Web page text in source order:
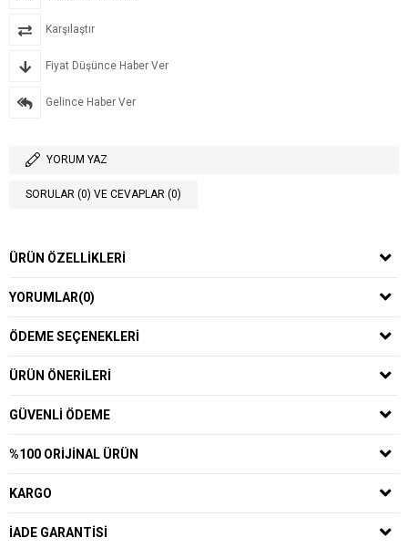
Karşılaştır
Fiyat Düşünce Haber Ver
Gelince Haber Ver
YORUM YAZ
SORULAR (0) VE CEVAPLAR (0)
ÜRÜN ÖZELLIKLERI
YORUMLAR(0)
ÖDEME SEÇENEKLERI
ÜRÜN ÖNERILERI
GÜVENLI ÖDEME
%100 ORIJINAL ÜRÜN
KARGO
İADE GARANTISI